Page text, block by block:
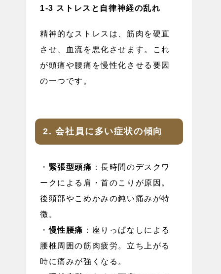
1-3 ストレスと自律神経の乱れ
精神的なストレスは、筋肉を硬直
させ、血流を悪化させます。これ
が頭痛や腰痛を慢性化させる要因
の一つです。
2. 会社員に多い症状の傾向
・ 緊張型頭痛 ：長時間のデスクワ
ークによる肩・首のこりが原因。
後頭部やこめかみの鈍い痛みが特
徴。
・慢性腰痛 ：座りっぱなしによる
腰椎周囲の筋肉疲労。立ち上がる
時に痛みが強くなる。